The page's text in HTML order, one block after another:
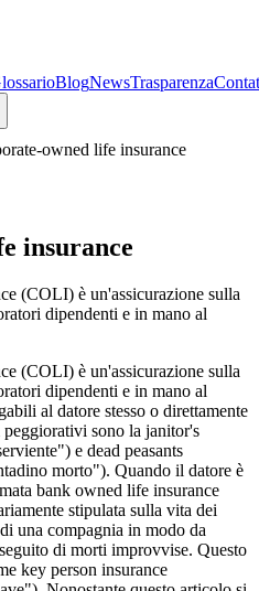
BlogNewsTrasparenza
owned life insurance
insurance
(COLI) è un'assicurazione sulla
dipendenti e in mano al
(COLI) è un'assicurazione sulla
dipendenti e in mano al
al datore stesso o direttamente
sono la janitor's
e dead peasants
morto"). Quando il datore è
bank owned life insurance
stipulata sulla vita dei
una compagnia in modo da
di morti improvvise. Questo
key person insurance